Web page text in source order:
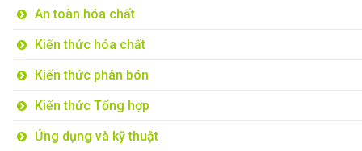
An toàn hóa chất
Kiến thức hóa chất
Kiến thức phân bón
Kiến thức Tổng hợp
Ứng dụng và kỹ thuật